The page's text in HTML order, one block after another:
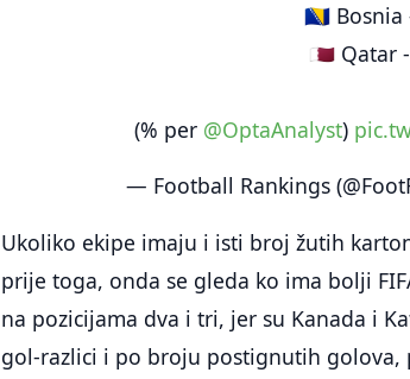
🇧🇦 Bosnia
🇶🇦 Qatar
(% per @OptaAnalyst)
— Football Rankings
Ukoliko ekipe imaju i isti broj žutih
prije toga, onda se gleda ko ima bolji
na pozicijama dva i tri, jer su Kanada i
gol-razlici i po broju postignutih golova,